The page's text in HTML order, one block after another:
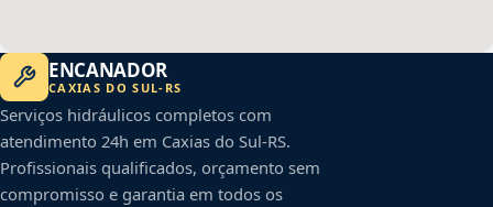
ENCANADOR
CAXIAS DO SUL- RS
Serviços hidráulicos completos com
atendimento 24h em Caxias do Sul-RS.
Profissionais qualificados, orçamento sem
compromisso e garantia em todos os